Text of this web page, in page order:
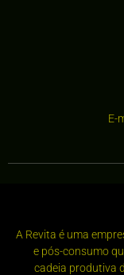
E-
A Revita é uma
e pós-consumo
cadeia produtiva